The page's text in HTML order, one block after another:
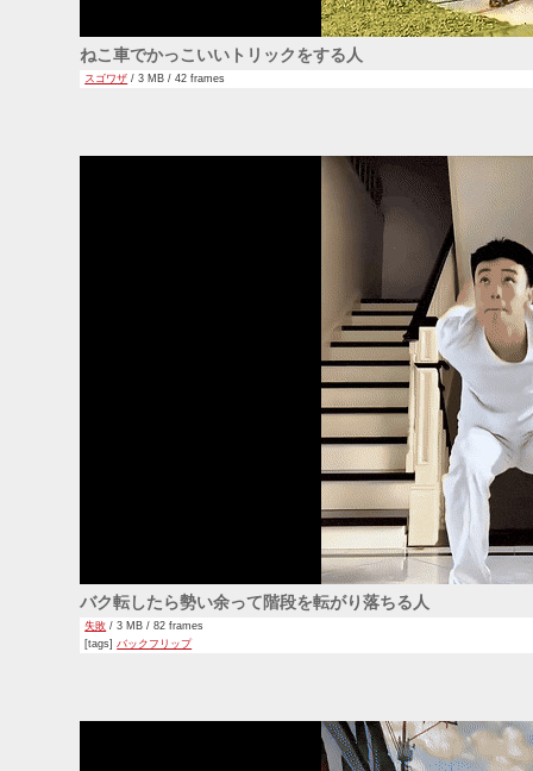
ねこ車でかっこいいトリックをする人
スゴワザ / 3 MB / 42 frames
バク転したら勢い余って階段を転がり落ちる人
失敗 / 3 MB / 82 frames
[tags] バックフリップ